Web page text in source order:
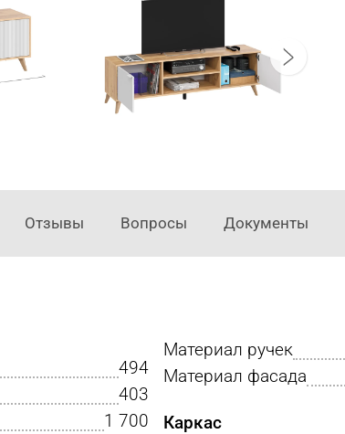
Отзывы Вопросы Документы
494
403
1 700
Материал ручек
Материал фасада
Каркас